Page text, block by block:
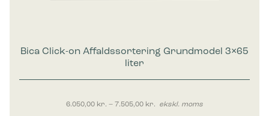
Bica Click-on Affaldssortering Grundmodel 3×65
liter
6.050,00 kr. – 7.505,00 kr.Prisinterval: 6.050,00 kr. til
ekskl. moms